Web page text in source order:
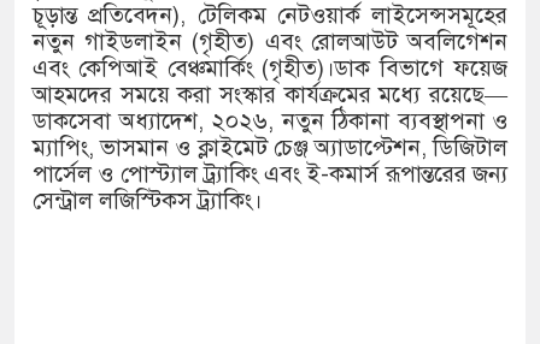
চূড়ান্ত প্রতিবেদন), টেলিকম নেটওয়ার্ক লাইসেন্সসমূহের
নতুন গাইডলাইন (গৃহীত) এবং রোলআউট অবলিগেশন
এবং কেপিআই বেঞ্চমার্কিং (গৃহীত)।ডাক বিভাগে ফয়েজ
আহমদের সময়ে করা সংস্কার কার্যক্রমের মধ্যে রয়েছে—
ডাকসেবা অধ্যাদেশ, ২০২৬, নতুন ঠিকানা ব্যবস্থাপনা ও
ম্যাপিং, ভাসমান ও ক্লাইমেট চেঞ্জ অ্যাডাপ্টেশন, ডিজিটাল
পার্সেল ও পোস্ট্যাল ট্র্যাকিং এবং ই-কমার্স রূপান্তরের জন্য
সেন্ট্রাল লজিস্টিকস ট্র্যাকিং।